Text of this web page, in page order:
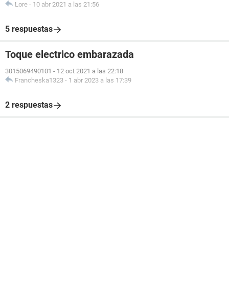
Lore - 10 abr 2021 a las 21:56
5 respuestas
Toque electrico embarazada
3015069490101 - 12 oct 2021 a las 22:18
Francheska1323 - 1 abr 2023 a las 17:39
2 respuestas